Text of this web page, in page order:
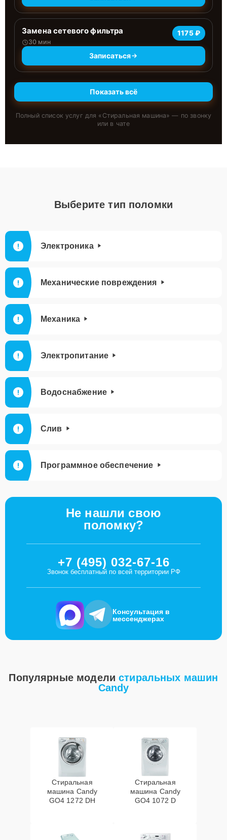
Замена сетевого фильтра
30 мин
1175 ₽
Записаться
Показать всё
Полный список услуг для « Стиральная машина» — по звонку
или в чате
Выберите тип поломки
Электроника
Механические повреждения
Механика
Электропитание
Водоснабжение
Слив
Программное обеспечение
Не нашли свою
поломку?
+7 (495) 032-67-16
Звонок бесплатный по всей территории РФ
Консультация в
мессенджерах
Популярные моделистиральных машин
Candy
Стиральная
машина Candy
GO4 1272 DH
Стиральная
машина Candy
GO4 1072 D